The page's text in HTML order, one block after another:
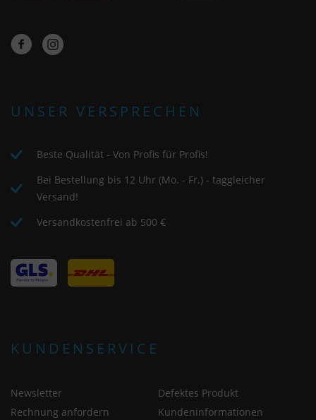
UNSER VERSPRECHEN
Beste Qualität - Von Profis für Profis!
Bei Bestellung bis 12 Uhr (Mo. - Fr.) - taggleicher
Versand!
Versandkostenfrei ab 500 €
KUNDENSERVICE
Newsletter
Defektes Produkt
Rechnung anfordern
Kundeninformationen